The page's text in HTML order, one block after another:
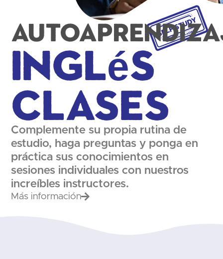
Inglés
Clases
Complemente su propia rutina de
estudio, haga preguntas y ponga en
práctica sus conocimientos en
sesiones individuales con nuestros
increíbles instructores.
Más información